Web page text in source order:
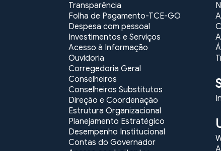
Transparência
Folha de Pagamento-TCE-GO
Despesa com pessoal
Investimentos e Serviços
Acesso à Informação
Ouvidoria
Corregedoria Geral
Conselheiros
Conselheiros Substitutos
Direção e Coordenação
Estrutura Organizacional
Planejamento Estratégico
Desempenho Institucional
Contas do Governador